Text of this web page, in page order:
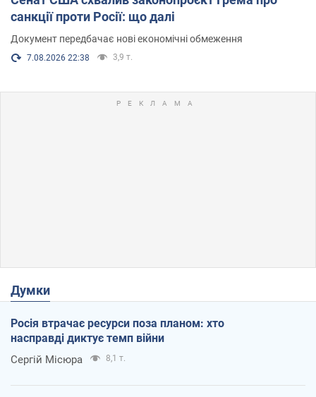
санкції проти Росії: що далі
Документ передбачає нові економічні обмеження
7.08.2026 22:38 3,9 т.
Думки
Росія втрачає ресурси поза планом: хто
насправді диктує темп війни
Сергій Місюра 8,1 т.